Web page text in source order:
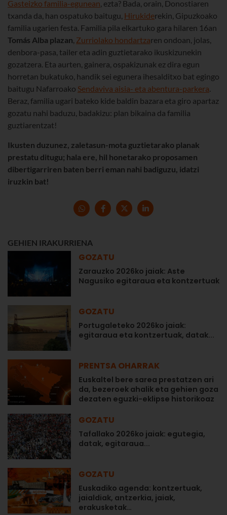
Gasteizko familia-egunean, ezta? Bada, orain, Donostiaren
txanda da, han ospatuko baitugu, Hirukiderekin, Gipuzkoako
familia ugarien festa. Familia pila elkartuko gara hilaren 16an
Tomás Alba plazan, Zurriolako hondartzaren ondoan, jolas,
denbora-pasa, tailer eta adin guztietarako ikuskizunekin
gozatzera. Eta aurten, gainera, ospakizunak ez dira egun
horretan bukatuko, handik sei egunera ihesalditxo bat egingo
baitugu Nafarroako Sendaviva aisia- eta abentura-parkera.
Beraz, familia ugari bateko kide baldin bazara eta giro apartaz
gozatu nahi baduzu, badakizu: plan bikaina da familia
guztiarentzat!
Ikusten duzunez, zaletasun-mota guztietarako planak
prestatu ditugu; hala ere, hil honetarako proposamen
dibertigarriren baten berri eman nahi badiguzu, idatzi
iruzkin bat!
GEHIEN IRAKURRIENA
GOZATU
Zarauzko 2026ko jaiak: Aste
Nagusiko egitaraua eta kontzertuak
GOZATU
Portugaleteko 2026ko jaiak:
egitaraua eta kontzertuak, datak...
PRENTSA OHARRAK
Euskaltel bere sarea prestatzen ari
da, bezeroek ahalik eta gehien goza
dezaten eguzki-eklipse historikoaz
GOZATU
Tafallako 2026ko jaiak: egutegia,
datak, egitaraua...
GOZATU
Euskadiko agenda: kontzertuak,
jaialdiak, antzerkia, jaiak,
erakusketak…